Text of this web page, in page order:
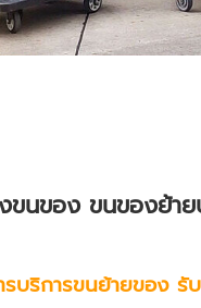
นของ ขนของย้า
บริการขนย้ายของรับ